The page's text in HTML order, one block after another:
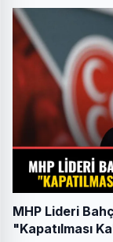
MHP Lideri
"Kapatılması